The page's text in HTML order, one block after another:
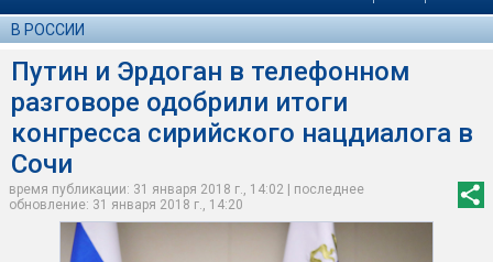
В РОССИИ
Путин и Эрдоган в телефонном
разговоре одобрили итоги
конгресса сирийского нацдиалога в
Сочи
время публикации: 31 января 2018 г., 14:02 | последнее
обновление: 31 января 2018 г., 14:20